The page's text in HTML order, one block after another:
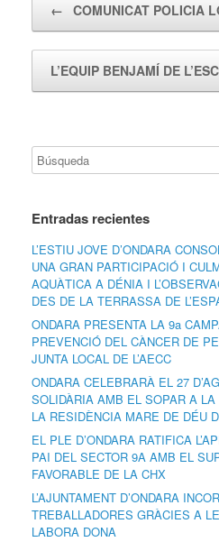
← COMUNICAT POLICIA
L’EQUIP BENJAMÍ DE
Entradas recientes
L’ESTIU JOVE D’ONDARA
UNA GRAN PARTICIPACIÓ I
AQUÀTICA A DÉNIA I
DES DE LA TERRASSA DE
ONDARA PRESENTA LA 9a
PREVENCIÓ DEL CÀNCER DE
JUNTA LOCAL DE L’AECC
ONDARA CELEBRARÀ EL 27
SOLIDÀRIA AMB EL SOPAR A
LA RESIDÈNCIA MARE DE DÉU
EL PLE D’ONDARA RATIFICA
PAI DEL SECTOR 9A AMB EL
FAVORABLE DE LA CHX
L’AJUNTAMENT D’ONDARA
TREBALLADORES GRÀCIES A
LABORA DONA